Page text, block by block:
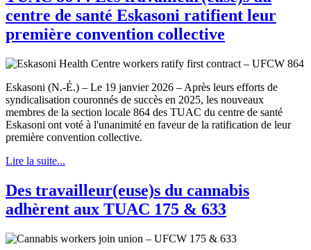
centre de santé Eskasoni ratifient leur
première convention collective
Eskasoni (N.-É.) – Le 19 janvier 2026 – Après leurs efforts de
syndicalisation couronnés de succès en 2025, les nouveaux
membres de la section locale 864 des TUAC du centre de santé
Eskasoni ont voté à l'unanimité en faveur de la ratification de leur
première convention collective.
Lire la suite...
Des travailleur(euse)s du cannabis
adhèrent aux TUAC 175 & 633